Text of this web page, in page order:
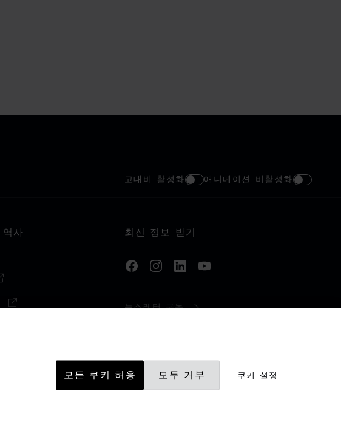
고대비 활성화 애니메이션 비활성화
역사 최신 정보 받기
뉴스레터 구독
쿠키 설정
모두 거부
모든 쿠키 허용